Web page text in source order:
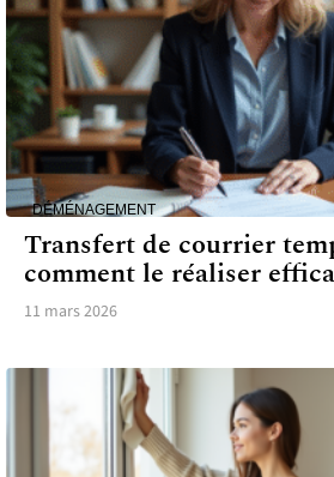
DÉMÉNAGEMENT
Transfert de courrier
comment le réaliser
11 mars 2026